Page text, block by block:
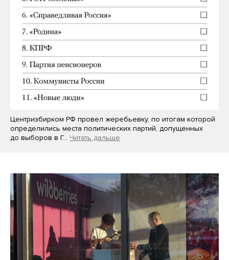
Центризбирком РФ провел жеребьевку, по итогам которой
определились места политических партий, допущенных
до выборов в Г… Читать дальше